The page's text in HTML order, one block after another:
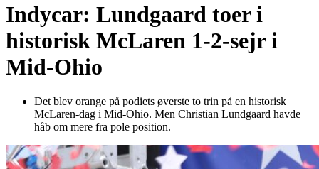
Indycar: Lundgaard toer i
historisk McLaren 1-2-sejr i
Mid-Ohio
Det blev orange på podiets øverste to trin på en historisk
McLaren-dag i Mid-Ohio. Men Christian Lundgaard havde
håb om mere fra pole position.